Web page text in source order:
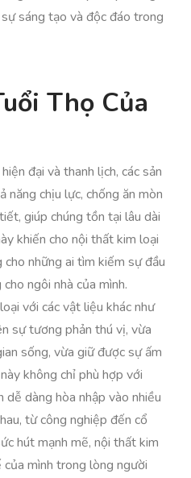
sáng tạo và độc đáo trong
Thọ Của
đại và thanh lịch, các sản
năng chịu lực, chống ăn mòn
giúp chúng tồn tại lâu dài
khiến cho nội thất kim loại
những ai tìm kiếm sự đầu
ngôi nhà của mình.
với các vật liệu khác như
sự tương phản thú vị, vừa
sống, vừa giữ được sự ấm
không chỉ phù hợp với
dễ dàng hòa nhập vào nhiều
từ công nghiệp đến cổ
hút mạnh mẽ, nội thất kim
mình trong lòng người